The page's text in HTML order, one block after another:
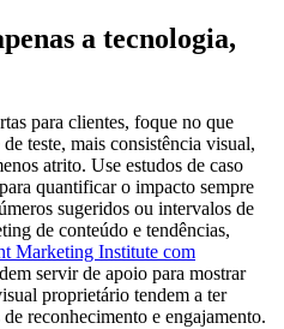
a tecnologia,
para clientes, foque no que
teste, mais consistência visual,
atrito. Use estudos de caso
quantificar o impacto sempre
sugeridos ou intervalos de
de conteúdo e tendências,
Marketing Institute com
servir de apoio para mostrar
proprietário tendem a ter
reconhecimento e engajamento.